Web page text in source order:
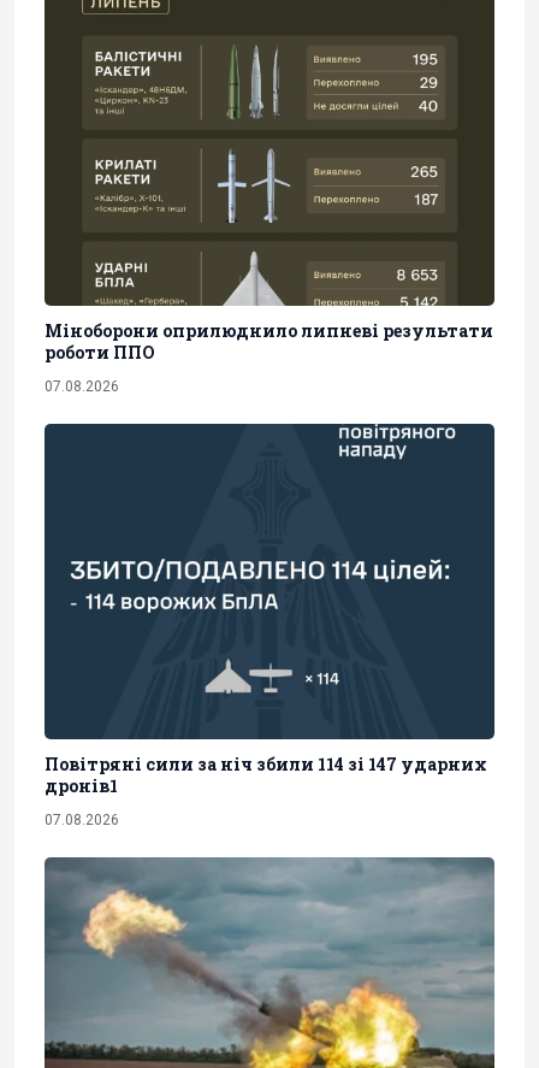
Міноборони оприлюднило липневі результати
роботи ППО
07.08.2026
Повітряні сили за ніч збили 114 зі 147 ударних
дронів1
07.08.2026